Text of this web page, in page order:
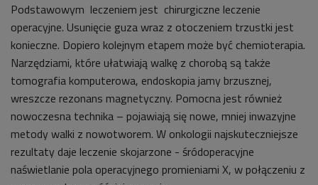
Podstawowym leczeniem jest chirurgiczne leczenie
operacyjne. Usunięcie guza wraz z otoczeniem trzustki jest
konieczne. Dopiero kolejnym etapem może być chemioterapia.
Narzędziami, które ułatwiają walkę z chorobą są także
tomografia komputerowa, endoskopia jamy brzusznej,
wreszcze rezonans magnetyczny. Pomocna jest również
nowoczesna technika – pojawiają się nowe, mniej inwazyjne
metody walki z nowotworem. W onkologii najskuteczniejsze
rezultaty daje leczenie skojarzone - śródoperacyjne
naświetlanie pola operacyjnego promieniami X, w połączeniu z